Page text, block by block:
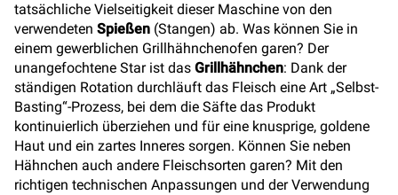
tatsächliche Vielseitigkeit dieser Maschine von den
verwendeten Spießen (Stangen) ab. Was können Sie in
einem gewerblichen Grillhähnchenofen garen? Der
unangefochtene Star ist das Grillhähnchen: Dank der
ständigen Rotation durchläuft das Fleisch eine Art „Selbst-
Basting“-Prozess, bei dem die Säfte das Produkt
kontinuierlich überziehen und für eine knusprige, goldene
Haut und ein zartes Inneres sorgen. Können Sie neben
Hähnchen auch andere Fleischsorten garen? Mit den
richtigen technischen Anpassungen und der Verwendung